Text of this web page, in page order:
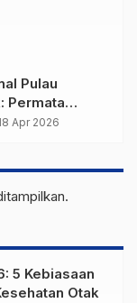
Pulau
Permata
yang
Apr 2026
5 Kebiasaan
Otak